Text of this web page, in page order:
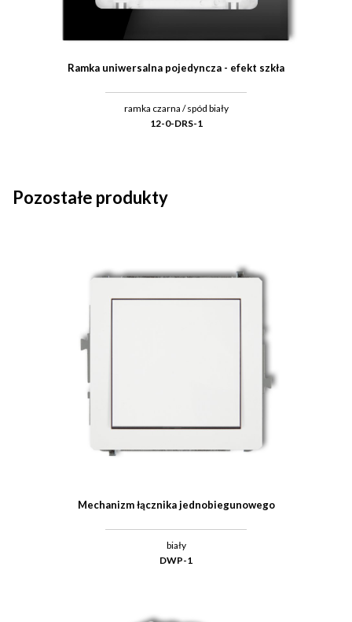
Ramka uniwersalna pojedyncza - efekt szkła
ramka czarna / spód biały
12-0-DRS-1
Pozostałe produkty
Mechanizm łącznika jednobiegunowego
biały
DWP-1